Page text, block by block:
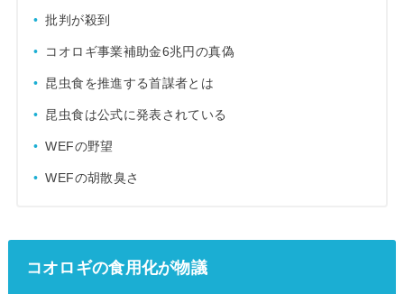
批判が殺到
コオロギ事業補助金6兆円の真偽
昆虫食を推進する首謀者とは
昆虫食は公式に発表されている
WEFの野望
WEFの胡散臭さ
コオロギの食用化が物議